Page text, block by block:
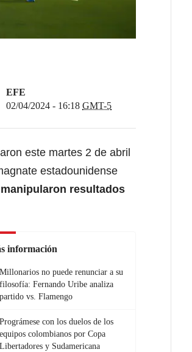
EFE
02/04/2024 - 16:18 GMT-5
este martes 2 de abril
estadounidense
resultados
información
Millonarios no puede renunciar a su
filosofía: Fernando Uribe analiza
partido vs. Flamengo
Prográmese con los duelos de los
equipos colombianos por Copa
Libertadores y Sudamericana